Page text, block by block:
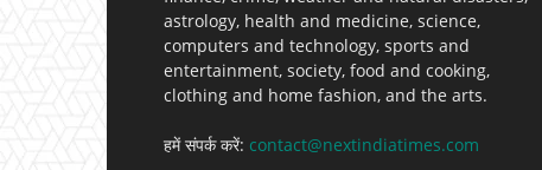
astrology, health and medicine, science,
computers and technology, sports and
entertainment, society, food and cooking,
clothing and home fashion, and the arts.
हमें संपर्क करें: contact@nextindiatimes.com